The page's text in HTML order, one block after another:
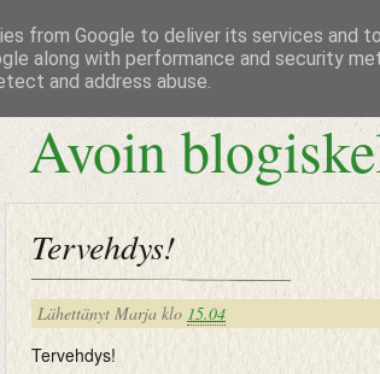
Avoin
Tervehdys!
Lähettänyt Marja klo 15.04
Tervehdys!
from Google to deliver its services and
along with performance and security
and address abuse.